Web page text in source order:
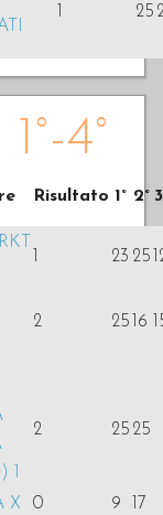
1 25
4°
Risultato 1° 2°
1 23 25
2 25 16
1
2 25 25
X 0 9 17